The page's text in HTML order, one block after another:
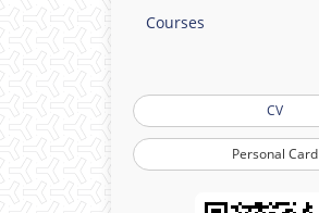
Courses
CV
Personal Card